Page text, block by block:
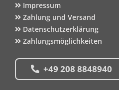
Impressum
Zahlung und Versand
Datenschutzerklärung
Zahlungsmöglichkeiten
+49 208 8848940